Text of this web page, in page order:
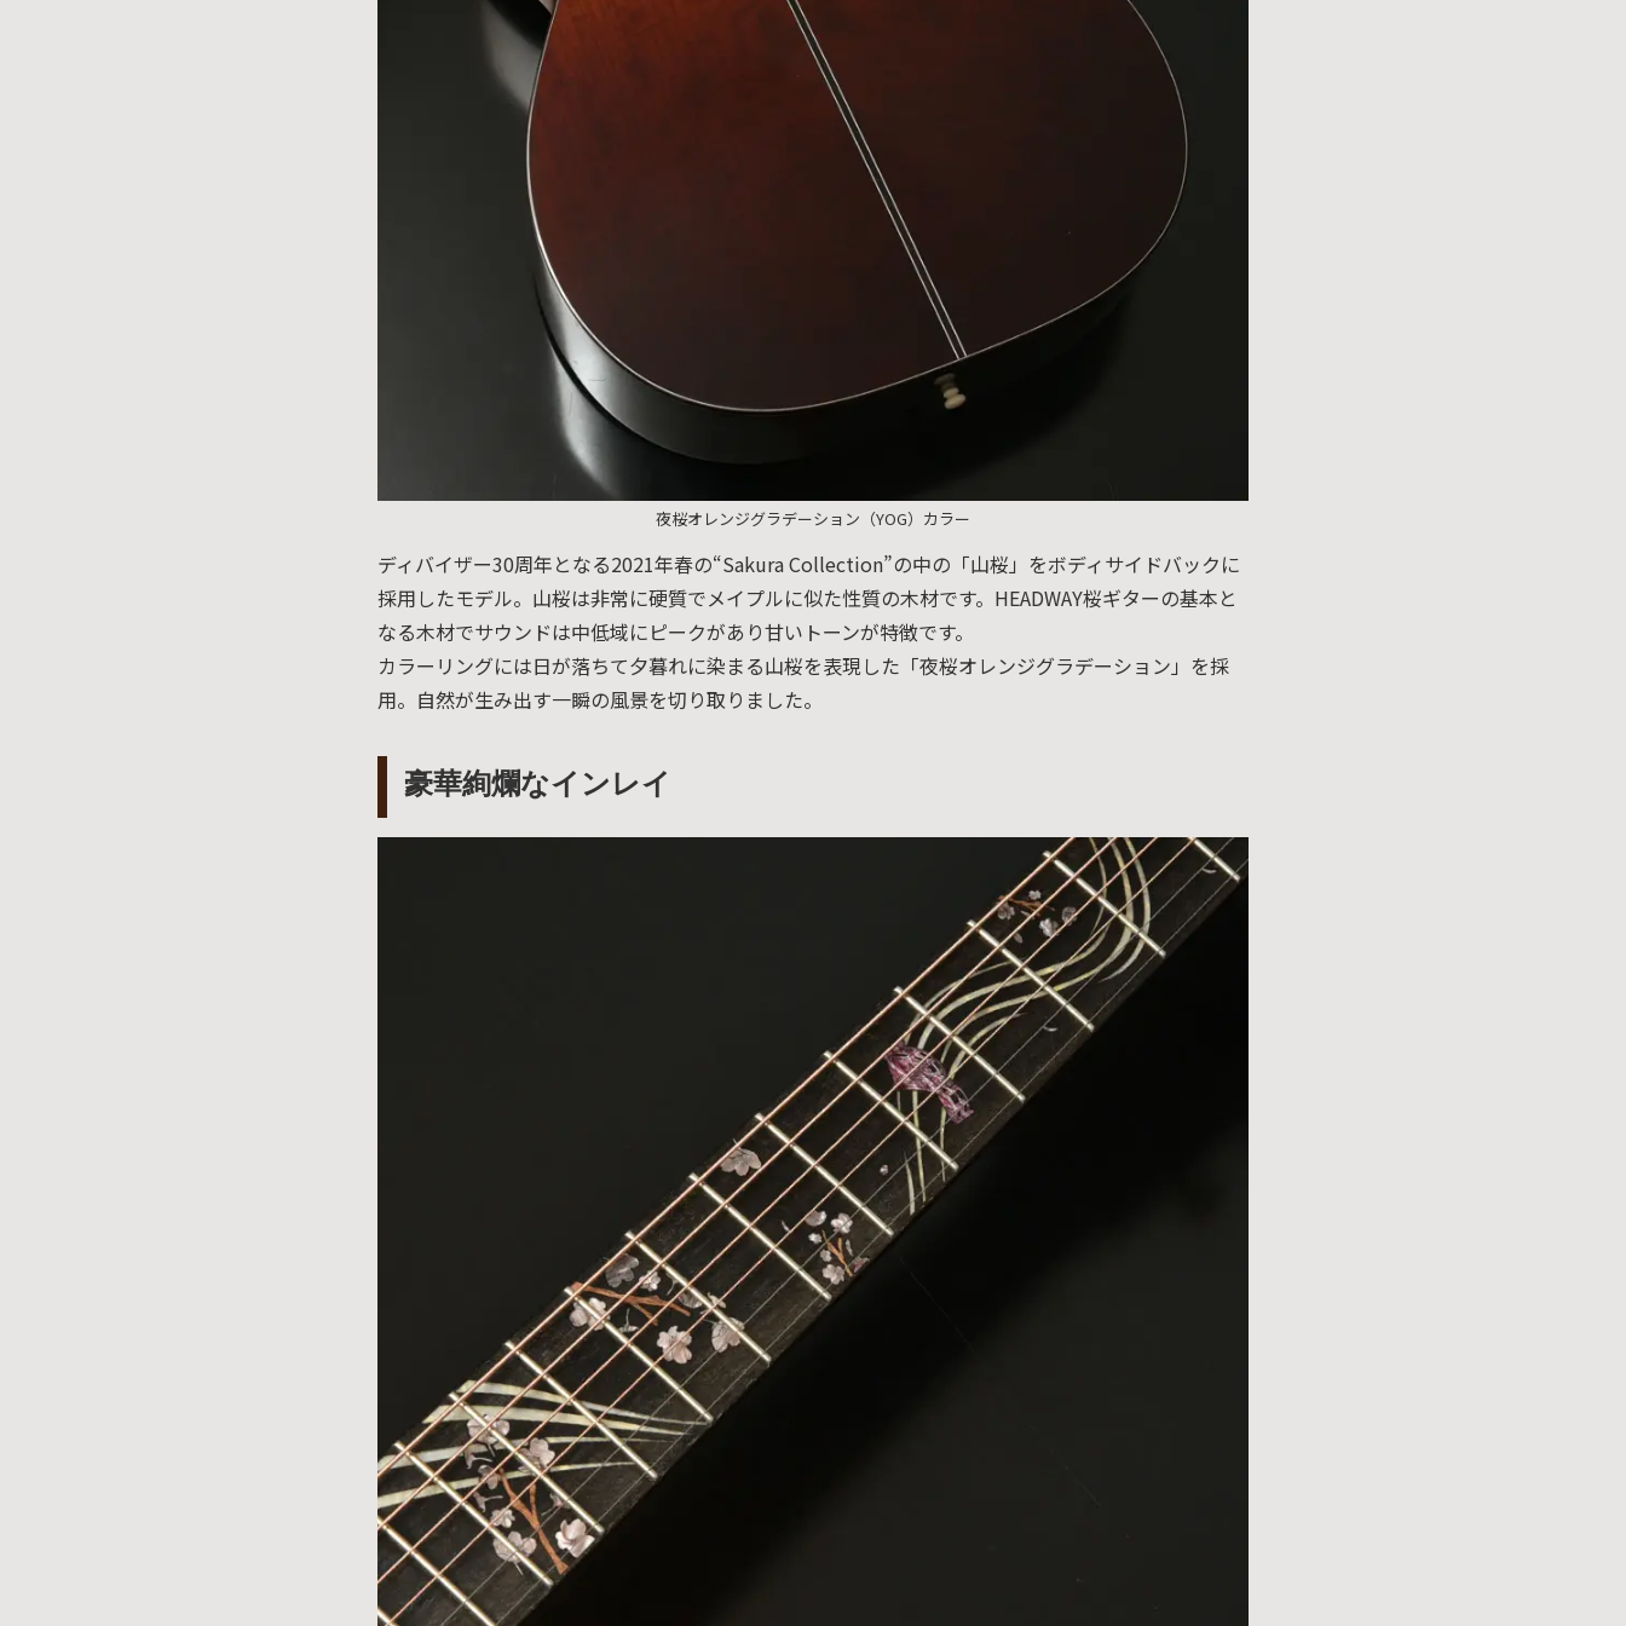
夜桜オレンジグラデーション（YOG）カラー
ディバイザー30周年となる2021年春の“Sakura Collection”の中の「山桜」をボディサイドバックに
採用したモデル。山桜は非常に硬質でメイプルに似た性質の木材です。HEADWAY桜ギターの基本と
なる木材でサウンドは中低域にピークがあり甘いトーンが特徴です。
カラーリングには日が落ちて夕暮れに染まる山桜を表現した「夜桜オレンジグラデーション」を採
用。自然が生み出す一瞬の風景を切り取りました。
豪華絢爛なインレイ